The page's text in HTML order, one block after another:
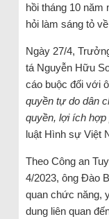
hồi tháng 10 năm
hỏi làm sáng tỏ
Ngày 27/4,
tá Nguyễn Hữu
cáo buộc đối với
quyền tự do dân
quyền, lợi ích hợp
luật Hình sự Việt
Theo Công an
4/2023, ông Đào
quan chức năng,
dung liên quan